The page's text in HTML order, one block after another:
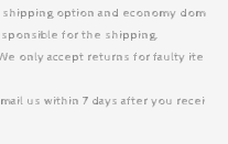
option and economy dom
for the shipping.
only accept returns for faulty ite
us within 7 days after you recei